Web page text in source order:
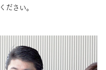
さい。